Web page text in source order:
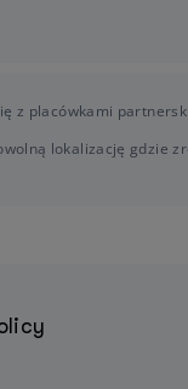
z placówkami
lokalizację gdzie